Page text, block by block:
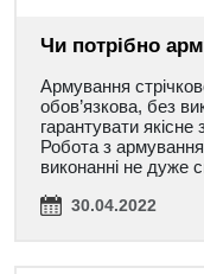
Чи потрібно
Армування
обов’язкова, без
гарантувати
Робота з
виконанні не дуже
30.04.2022